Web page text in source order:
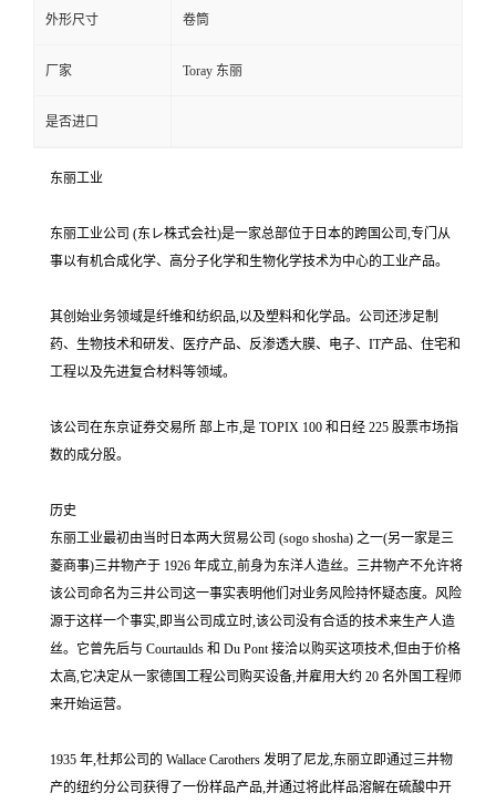
外形尺寸 卷筒
厂家 Toray 东丽
是否进口
东丽工业
东丽工业公司 (东レ株式会社)是一家总部位于日本的跨国公司,专门从
事以有机合成化学、高分子化学和生物化学技术为中心的工业产品。
其创始业务领域是纤维和纺织品,以及塑料和化学品。公司还涉足制
药、生物技术和研发、医疗产品、反渗透大膜、电子、IT产品、住宅和
工程以及先进复合材料等领域。
该公司在东京证券交易所 部上市,是 TOPIX 100 和日经 225 股票市场指
数的成分股。
历史
东丽工业最初由当时日本两大贸易公司 (sogo shosha) 之一(另一家是三
菱商事)三井物产于 1926 年成立,前身为东洋人造丝。三井物产不允许将
该公司命名为三井公司这一事实表明他们对业务风险持怀疑态度。风险
源于这样一个事实,即当公司成立时,该公司没有合适的技术来生产人造
丝。它曾先后与 Courtaulds 和 Du Pont 接洽以购买这项技术,但由于价格
太高,它决定从一家德国工程公司购买设备,并雇用大约 20 名外国工程师
来开始运营。
1935 年,杜邦公司的 Wallace Carothers 发明了尼龙,东丽立即通过三井物
产的纽约分公司获得了一份样品产品,并通过将此样品溶解在硫酸中开